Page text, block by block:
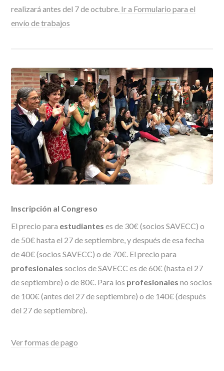
realizará antes del 7 de octubre. Ir a Formulario para el
envío de trabajos
Inscripción al Congreso
El precio para estudiantes es de 30€ (socios SAVECC) o
de 50€ hasta el 27 de septiembre, y después de esa fecha
de 40€ (socios SAVECC) o de 70€. El precio para
profesionales socios de SAVECC es de 60€ (hasta el 27
de septiembre) o de 80€. Para los profesionales no socios
de 100€ (antes del 27 de septiembre) o de 140€ (después
del 27 de septiembre).
Ver formas de pago